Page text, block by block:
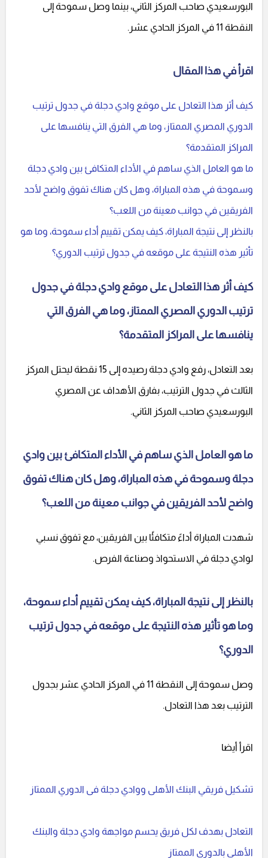
البورسعيدي صاحب المركز الثاني، بينما وصل سموحة إلى
النقطة 11 في المركز الحادي عشر.
اقرأ في هذا المقال
كيف أثر هذا التعادل على موقع وادي دجلة في جدول ترتيب
الدوري المصري الممتاز، وما هي الفرق التي ينافسها على
المراكز المتقدمة؟
ما هو العامل الذي ساهم في الأداء المتكافئ بين وادي دجلة
وسموحة في هذه المباراة، وهل كان هناك تفوق واضح لأحد
الفريقين في جوانب معينة من اللعب؟
بالنظر إلى نتيجة المباراة، كيف يمكن تقييم أداء سموحة، وما هو
تأثير هذه النتيجة على موقعه في جدول ترتيب الدوري؟
كيف أثر هذا التعادل على موقع وادي دجلة في جدول
ترتيب الدوري المصري الممتاز، وما هي الفرق التي
ينافسها على المراكز المتقدمة؟
بعد التعادل، رفع وادي دجلة رصيده إلى 15 نقطة ليحتل المركز
الثالث في جدول الترتيب، بفارق الأهداف عن المصري
البورسعيدي صاحب المركز الثاني.
ما هو العامل الذي ساهم في الأداء المتكافئ بين وادي
دجلة وسموحة في هذه المباراة، وهل كان هناك تفوق
واضح لأحد الفريقين في جوانب معينة من اللعب؟
شهدت المباراة أداءً متكافئًا بين الفريقين، مع تفوق نسبي
لوادي دجلة في الاستحواذ وصناعة الفرص.
بالنظر إلى نتيجة المباراة، كيف يمكن تقييم أداء سموحة،
وما هو تأثير هذه النتيجة على موقعه في جدول ترتيب
الدوري؟
وصل سموحة إلى النقطة 11 في المركز الحادي عشر بجدول
الترتيب بعد هذا التعادل.
اقرأ أيضا
تشكيل فريقي البنك الأهلى ووادي دجلة فى الدوري الممتاز
التعادل بهدف لكل فريق يحسم مواجهة وادي دجلة والبنك
الأهلي بالدوري الممتاز